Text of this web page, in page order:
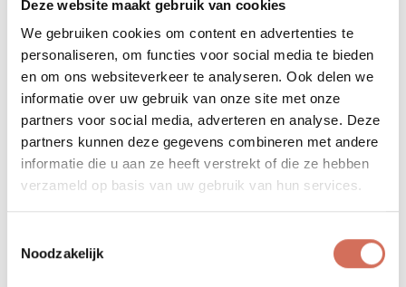
Deze website maakt gebruik van cookies
We gebruiken cookies om content en advertenties te
personaliseren, om functies voor social media te bieden
en om ons websiteverkeer te analyseren. Ook delen we
informatie over uw gebruik van onze site met onze
partners voor social media, adverteren en analyse. Deze
partners kunnen deze gegevens combineren met andere
informatie die u aan ze heeft verstrekt of die ze hebben
verzameld op basis van uw gebruik van hun services.
Noodzakelijk
Woning VV
•